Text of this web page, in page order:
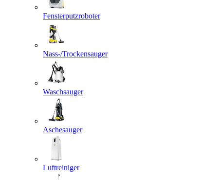
Fensterputzroboter
Nass-/Trockensauger
Waschsauger
Aschesauger
Luftreiniger